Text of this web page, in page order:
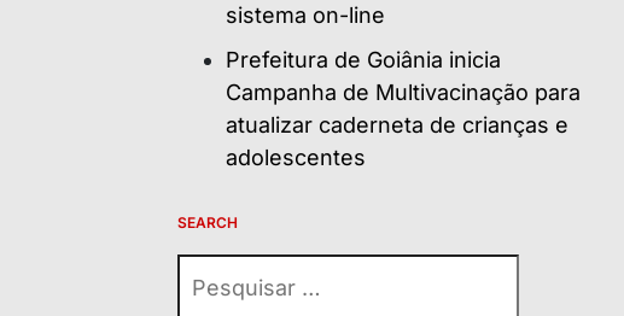
sistema on-line
Prefeitura de Goiânia inicia
Campanha de Multivacinação para
atualizar caderneta de crianças e
adolescentes
SEARCH
por: